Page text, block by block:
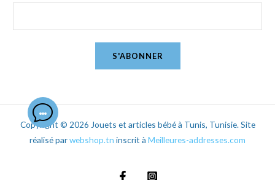
S'ABONNER
Copyright © 2026 Jouets et articles bébé à Tunis, Tunisie. Site
réalisé parwebshop.tn inscrit à Meilleures-addresses.com